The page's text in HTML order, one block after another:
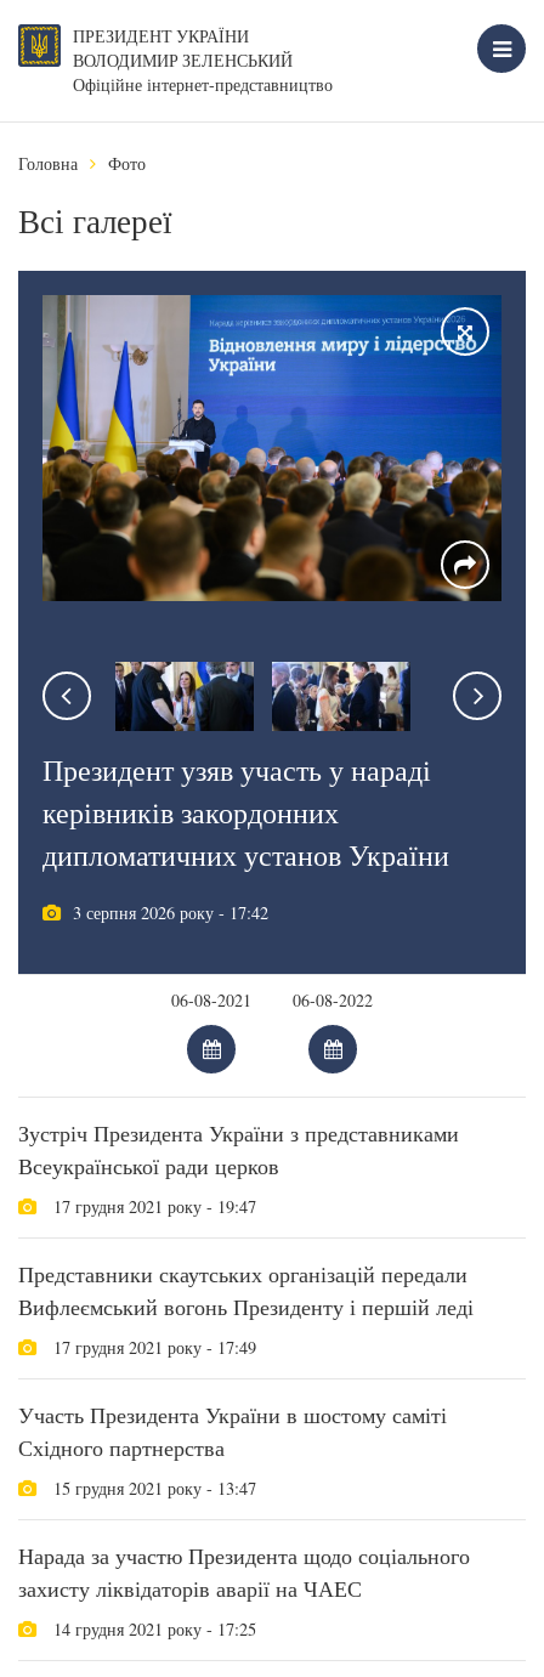
ПРЕЗИДЕНТ УКРАЇНИ
ВОЛОДИМИР ЗЕЛЕНСЬКИЙ
Офіційне інтернет-представництво
Головна Фото
Всі галереї
Президент узяв участь у нараді
керівників закордонних
дипломатичних установ України
3 серпня 2026 року - 17:42
Зустріч Президента України з представниками
Всеукраїнської ради церков
17 грудня 2021 року - 19:47
Представники скаутських організацій передали
Вифлеємський вогонь Президенту і першій леді
17 грудня 2021 року - 17:49
Участь Президента України в шостому саміті
Східного партнерства
15 грудня 2021 року - 13:47
Нарада за участю Президента щодо соціального
захисту ліквідаторів аварії на ЧАЕС
14 грудня 2021 року - 17:25